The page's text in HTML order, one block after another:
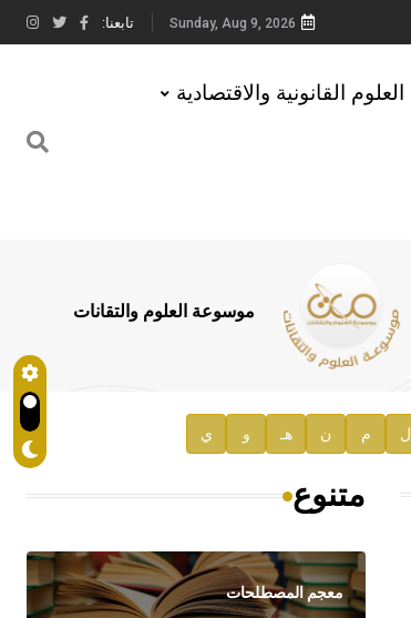
Sunday, Aug 9, 2026 تابعنا:
العلوم القانونية والاقتصادية
موسوعة العلوم والتقانات
ل م ن هـ و ي
متنوع
معجم المصطلحات